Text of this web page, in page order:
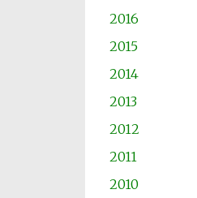
2016
2015
2014
2013
2012
2011
2010